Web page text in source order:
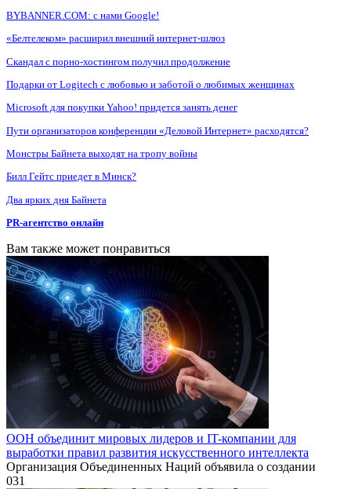
BYBANNER.COM: c нами Google!
«Белтелеком» расширил внешний интернет-шлюз
Скандал с порно-хостингом получил продолжение
Подарки от Logitech с любовью и заботой о любимых женщинах
Microsoft для покупки Yahoo! придется занять денег
Пути организаторов конференции «Деловой Интернет» расходятся?
Монстры Байнета выходят на тропу войны
Билл Гейтс приедет в Минск?
Два ярких дня Байнета
PR-агентство онлайн
Вам также может понравиться
ООН объединит мировых лидеров и IT-компании для
выработки правил развития искусственного интеллекта
Организация Объединенных Наций объявила о создании
031